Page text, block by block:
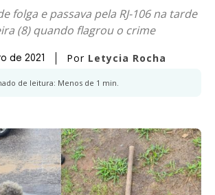
folga e passava pela RJ-106 na tarde
(8) quando flagrou o crime
de 2021 Por Letycia Rocha
de leitura: Menos de 1 min.